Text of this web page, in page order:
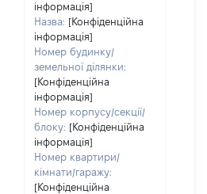
інформація]
Назва: [Конфіденційна
інформація]
Номер будинку/
земельної ділянки:
[Конфіденційна
інформація]
Номер корпусу/секції/
блоку: [Конфіденційна
інформація]
Номер квартири/
кімнати/гаражу:
[Конфіденційна